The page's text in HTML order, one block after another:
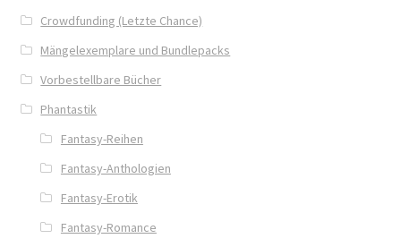
Buch-Shop
Bücher
Bücher
Das Verlagsteam
Crowdfunding (Letzte Chance)
Mängelexemplare und Bundlepacks
Vorbestellbare Bücher
Phantastik
Fantasy-Reihen
Fantasy-Anthologien
Fantasy-Erotik
Fantasy-Romance